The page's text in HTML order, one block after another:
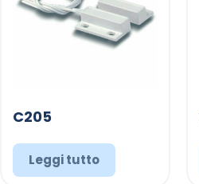
C205
Leggi tutto